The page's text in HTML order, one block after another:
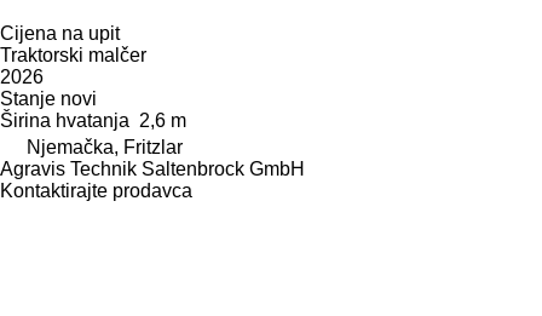
Cijena na upit
Traktorski malčer
2026
Stanje novi
Širina hvatanja 2,6 m
Njemačka, Fritzlar
Agravis Technik Saltenbrock GmbH
Kontaktirajte prodavca